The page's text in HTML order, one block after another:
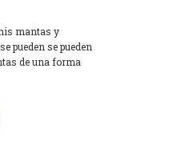
mantas y
pueden se pueden
de una forma